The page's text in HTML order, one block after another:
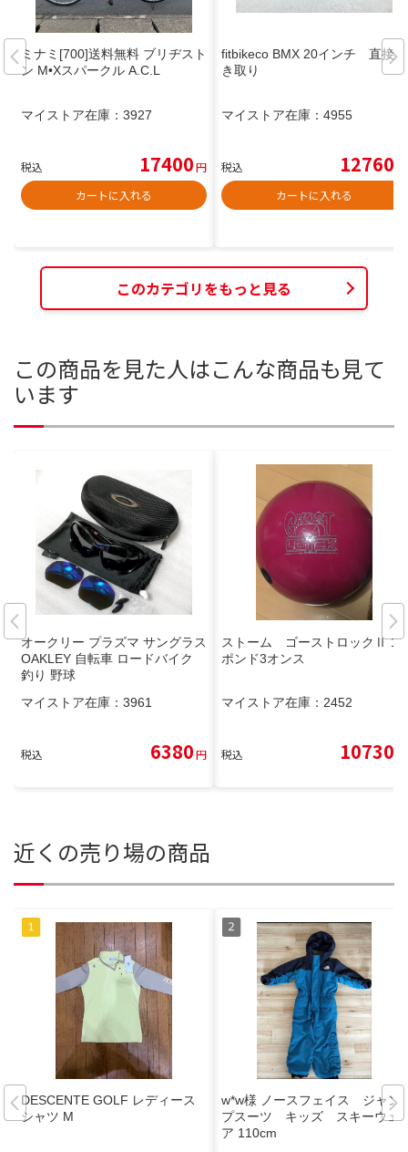
ミナミ[700]送料無料 ブリヂスト
ン M•Xスパークル A.C.L
マイストア在庫： 3927
税込 17400円
カートに入れる
fitbikeco BMX 20インチ 直接引
き取り
マイストア在庫： 4955
税込 12760
カートに入れる
このカテゴリをもっと見る
この商品を見た人はこんな商品も見て
います
オークリー プラズマ サングラス
OAKLEY 自転車 ロードバイク
釣り 野球
マイストア在庫： 3961
税込 6380円
ストーム ゴーストロックⅡ 15
ポンド3オンス
マイストア在庫： 2452
税込 10730
近くの売り場の商品
DESCENTE GOLF レディース
シャツ M
w*w様 ノースフェイス ジャン
プスーツ キッズ スキーウェ
ア 110cm